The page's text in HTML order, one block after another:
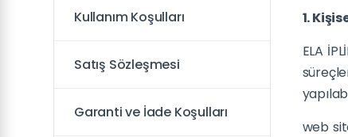
Kullanım Koşulları
Satış Sözleşmesi
Garanti ve İade Koşulları
1.
ELA
web